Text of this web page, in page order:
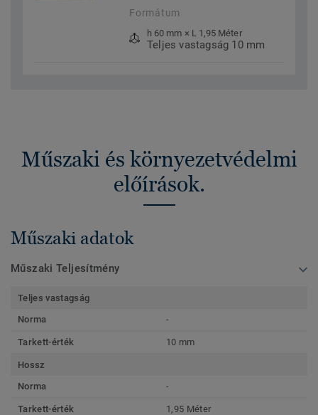
Formátum
h 60 mm × L 1,95 Méter
Teljes vastagság 10 mm
Műszaki és környezetvédelmi
előírások.
Műszaki adatok
Műszaki Teljesítmény
Teljes vastagság
Norma
-
Tarkett-érték 10 mm
Hossz
Norma
-
Tarkett-érték 1,95 Méter